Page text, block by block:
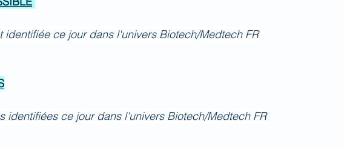
identifiée ce jour dans l'univers Biotech/Medtech FR
identifiées ce jour dans l'univers Biotech/Medtech FR